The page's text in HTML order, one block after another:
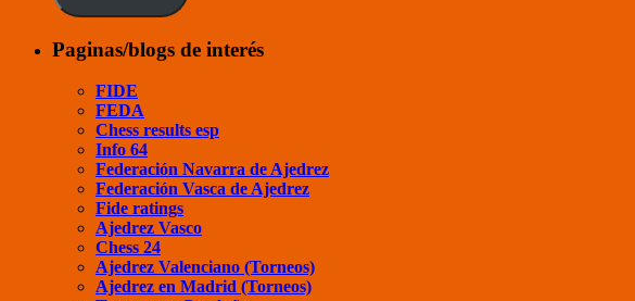
Paginas/blogs de interés
FIDE
FEDA
Chess results esp
Info 64
Federación Navarra de Ajedrez
Federación Vasca de Ajedrez
Fide ratings
Ajedrez Vasco
Chess 24
Ajedrez Valenciano (Torneos)
Ajedrez en Madrid (Torneos)